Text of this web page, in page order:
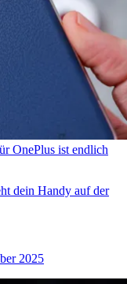
OnePlus ist endlich
dein Handy auf der
2025